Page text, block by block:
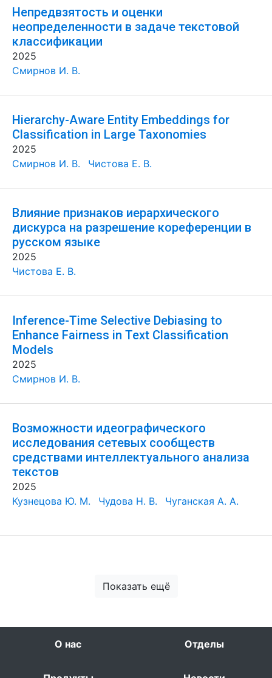
Непредвзятость и оценки
неопределенности в задаче текстовой
классификации
2025
Смирнов И. В.
Hierarchy-Aware Entity Embeddings for
Classification in Large Taxonomies
2025
Смирнов И. В.
Чистова Е. В.
Влияние признаков иерархического
дискурса на разрешение кореференции в
русском языке
2025
Чистова Е. В.
Inference-Time Selective Debiasing to
Enhance Fairness in Text Classification
Models
2025
Смирнов И. В.
Возможности идеографического
исследования сетевых сообществ
средствами интеллектуального анализа
текстов
2025
Кузнецова Ю. М.
Чудова Н. В. Чуганская А. А.
Показать ещё
О нас Отделы